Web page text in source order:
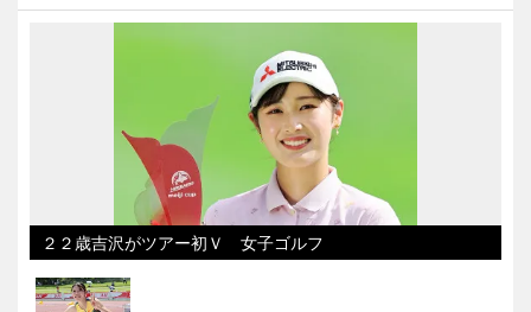
２２歳吉沢がツアー初Ｖ 女子ゴルフ